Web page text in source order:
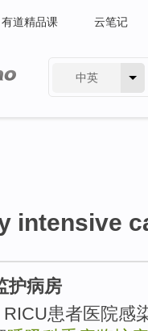
有道精品课 云笔记
中英
intensive
护病房
患者医院感